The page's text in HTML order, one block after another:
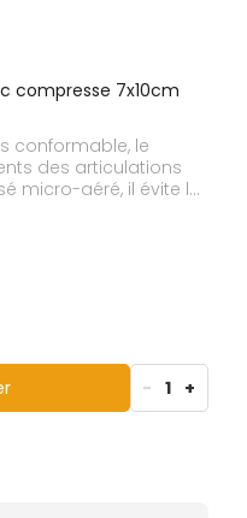
compresse 7x10cm
conformable, le
des articulations
micro-aéré, il évite la
haute tolérance
les
plaie. Adhésif sur
la plaie.Pansement
- 1 +